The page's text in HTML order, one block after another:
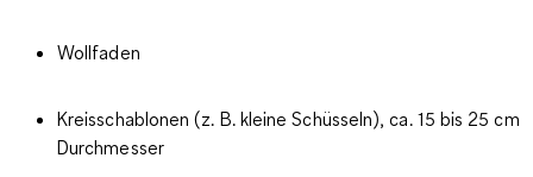
Wollfaden
Kreisschablonen (z. B. kleine Schüsseln), ca. 15 bis 25 cm
Durchmesser